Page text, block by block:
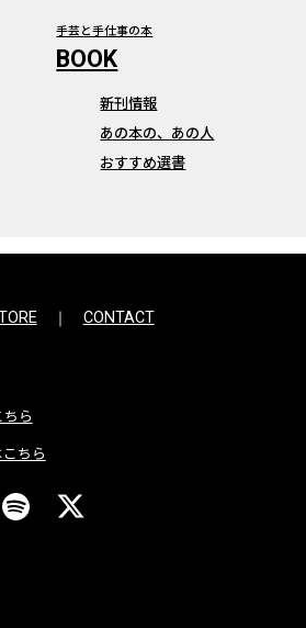
手芸と手仕事の本
新刊情報
あの本の、あの人
おすすめ選書
CONTACT
ら
ちら